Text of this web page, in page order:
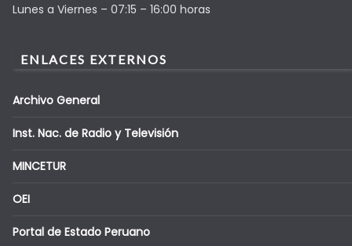
Lunes a Viernes – 07:15 – 16:00 horas
ENLACES EXTERNOS
Archivo General
Inst. Nac. de Radio y Televisión
MINCETUR
OEI
Portal de Estado Peruano